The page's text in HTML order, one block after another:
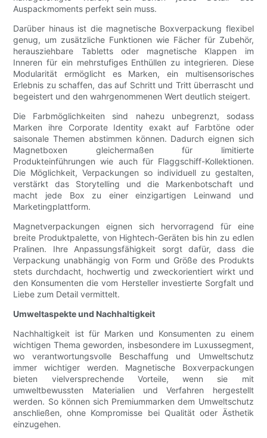
Auspackmoments perfekt sein muss.
Darüber hinaus ist die magnetische Boxverpackung flexibel
genug, um zusätzliche Funktionen wie Fächer für Zubehör,
herausziehbare Tabletts oder magnetische Klappen im
Inneren für ein mehrstufiges Enthüllen zu integrieren. Diese
Modularität ermöglicht es Marken, ein multisensorisches
Erlebnis zu schaffen, das auf Schritt und Tritt überrascht und
begeistert und den wahrgenommenen Wert deutlich steigert.
Die Farbmöglichkeiten sind nahezu unbegrenzt, sodass
Marken ihre Corporate Identity exakt auf Farbtöne oder
saisonale Themen abstimmen können. Dadurch eignen sich
Magnetboxen gleichermaßen für limitierte
Produkteinführungen wie auch für Flaggschiff-Kollektionen.
Die Möglichkeit, Verpackungen so individuell zu gestalten,
verstärkt das Storytelling und die Markenbotschaft und
macht jede Box zu einer einzigartigen Leinwand und
Marketingplattform.
Magnetverpackungen eignen sich hervorragend für eine
breite Produktpalette, von Hightech-Geräten bis hin zu edlen
Pralinen. Ihre Anpassungsfähigkeit sorgt dafür, dass die
Verpackung unabhängig von Form und Größe des Produkts
stets durchdacht, hochwertig und zweckorientiert wirkt und
den Konsumenten die vom Hersteller investierte Sorgfalt und
Liebe zum Detail vermittelt.
Umweltaspekte und Nachhaltigkeit
Nachhaltigkeit ist für Marken und Konsumenten zu einem
wichtigen Thema geworden, insbesondere im Luxussegment,
wo verantwortungsvolle Beschaffung und Umweltschutz
immer wichtiger werden. Magnetische Boxverpackungen
bieten vielversprechende Vorteile, wenn sie mit
umweltbewussten Materialien und Verfahren hergestellt
werden. So können sich Premiummarken dem Umweltschutz
anschließen, ohne Kompromisse bei Qualität oder Ästhetik
einzugehen.